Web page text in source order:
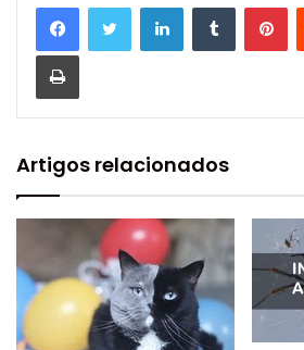
Artigos relacionados